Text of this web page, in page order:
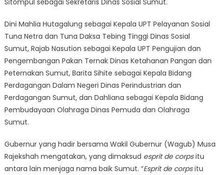
Dini Mahlia Hutagalung sebagai Kepala UPT Pelayanan Sosial
Tuna Netra dan Tuna Daksa Tebing Tinggi Dinas Sosial
Sumut, Rajab Nasution sebagai Kepala UPT Pengujian dan
Pengembangan Pakan Ternak Dinas Ketahanan Pangan dan
Peternakan Sumut, Barita Sihite sebagai Kepala Bidang
Perdagangan Dalam Negeri Dinas Perindustrian dan
Perdagangan Sumut, dan Dahliana sebagai Kepala Bidang
Pembudayaan Olahraga Dinas Pemuda dan Olahraga
Sumut.
Gubernur yang hadir bersama Wakil Gubernur (Wagub) Musa
Rajekshah mengatakan, yang dimaksud esprit de corpsitu
antara lain menjaga nama baik Sumut. “Esprit de corpsitu